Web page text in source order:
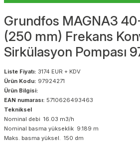
Grundfos MAGNA3
(250 mm) Frekans
Sirkülasyon Pompası
Liste Fiyatı: 3174 EUR + KDV
Ürün Kodu: 97924271
Ürün Bilgisi:
EAN numarası: 5710626493463
Tekniksel
Nominal debi 16.03 m3/h
Nominal basma yükseklik 9.189 m
Maks. basma yüksel. 150 dm